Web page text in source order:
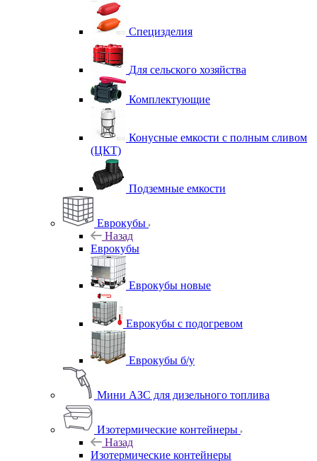
Специзделия
Для сельского хозяйства
Комплектующие
Конусные емкости с полным сливом
(ЦКТ)
Подземные емкости
Еврокубы
Назад
Еврокубы
Еврокубы новые
Еврокубы с подогревом
Еврокубы б/у
Мини АЗС для дизельного топлива
Изотермические контейнеры
Назад
Изотермические контейнеры